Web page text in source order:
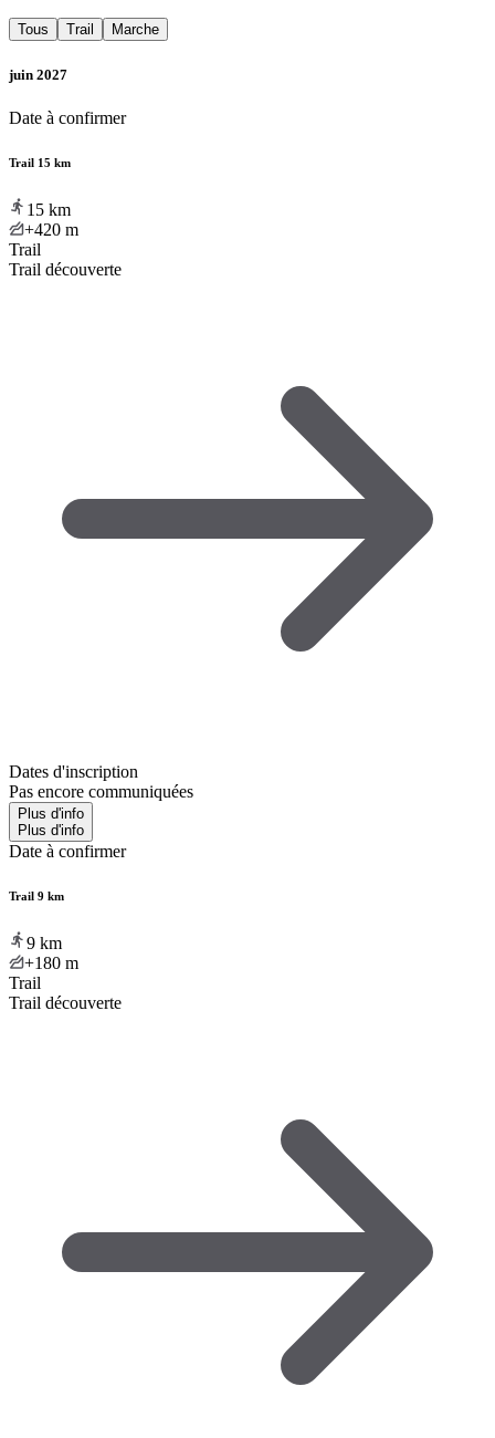
Tous Trail Marche
juin 2027
Date à confirmer
Trail 15 km
15 km
+420 m
Trail
Trail découverte
Dates d'inscription
Pas encore communiquées
Plus d'info
Plus d'info
Date à confirmer
Trail 9 km
9 km
+180 m
Trail
Trail découverte